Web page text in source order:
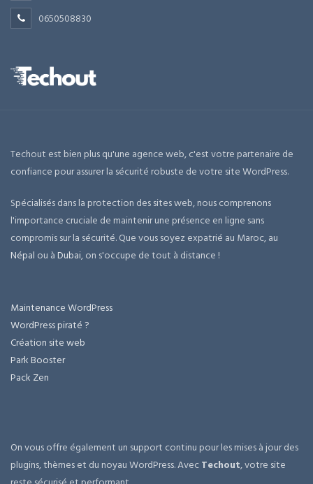
0650508830
Techout est bien plus qu'une agence web, c'est votre partenaire de
confiance pour assurer la sécurité robuste de votre site WordPress.
Spécialisés dans la protection des sites web, nous comprenons
l'importance cruciale de maintenir une présence en ligne sans
compromis sur la sécurité. Que vous soyez expatrié au Maroc, au
Népal ou àDubai, on s'occupe de tout à distance !
Maintenance WordPress
WordPress piraté ?
Création site web
Park Booster
Pack Zen
On vous offre également un support continu pour les mises à jour des
plugins, thèmes et du noyau WordPress. AvecTechout, votre site